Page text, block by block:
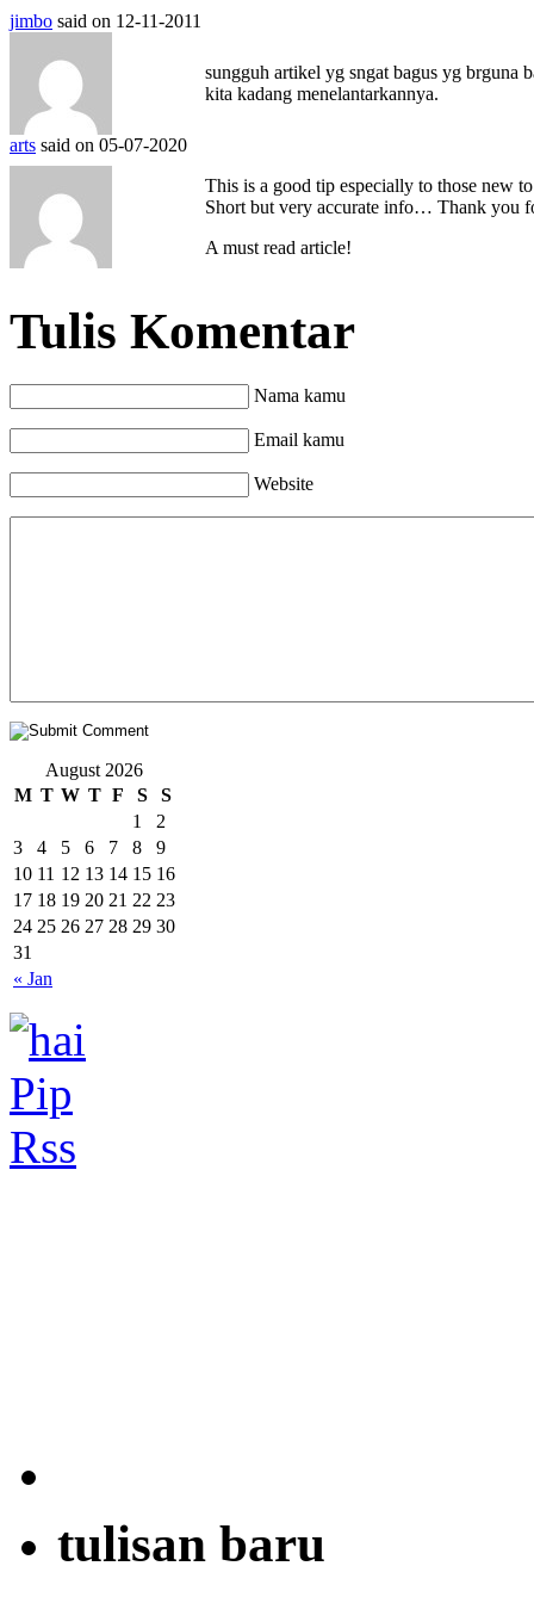
jimbo said on 12-11-2011
sungguh artikel yg sngat bagus yg brguna
kita kadang menelantarkannya.
arts said on 05-07-2020
This is a good tip especially to those new
Short but very accurate info… Thank you
A must read article!
Tulis Komentar
Nama kamu
Email kamu
Website
August 2026
M T W T F S S
« Jan
1
2
3
4 5 6 7 8
9
10 11 12 13 14 15 16
17 18 19 20 21 22 23
24 25 26 27 28 29 30
31
tulisan baru